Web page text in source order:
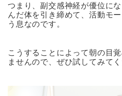
つまり、副交感神経が優位に
んだ体を引き締めて、活動モ
う息なのです。
こうすることによって朝の目
ませんので、ぜひ試してみてく